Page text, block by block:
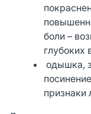
боли –
глубоких
одышка,
признаки